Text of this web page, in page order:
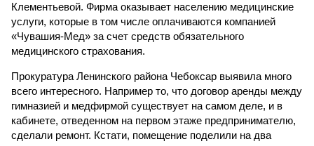
Клементьевой. Фирма оказывает населению медицинские
услуги, которые в том числе оплачиваются компанией
«Чувашия-Мед» за счет средств обязательного
медицинского страхования.
Прокуратура Ленинского района Чебоксар выявила много
всего интересного. Например то, что договор аренды между
гимназией и медфирмой существует на самом деле, и в
кабинете, отведенном на первом этаже предпринимателю,
сделали ремонт. Кстати, помещение поделили на два